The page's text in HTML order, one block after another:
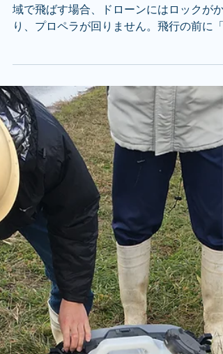
DJI飛行解除申請について
DJIのドローンを空港周辺などの飛行禁止
域で飛ばす場合、ドローンにはロックがか
り、プロペラが回りません。飛行の前に「
行解除申請作業」を済ませておきましょう
■飛行制限の解除方法について 1. まずは、
DJIホームページ「安全飛行フライトマッ
プ」にて飛行予定場所の区分...